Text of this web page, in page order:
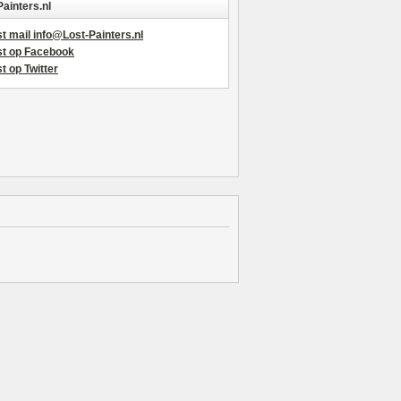
mail info@Lost-Painters.nl
op Facebook
op Twitter